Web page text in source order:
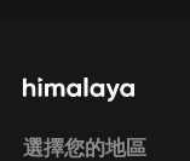
選擇您的地區